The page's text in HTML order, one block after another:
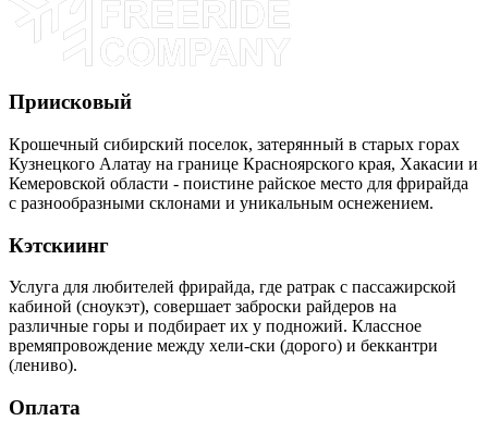
Приисковый
Крошечный сибирский поселок, затерянный в старых горах
Кузнецкого Алатау на границе Красноярского края, Хакасии и
Кемеровской области - поистине райское место для фрирайда
с разнообразными склонами и уникальным оснежением.
Кэтскиинг
Услуга для любителей фрирайда, где ратрак с пассажирской
кабиной (сноукэт), совершает заброски райдеров на
различные горы и подбирает их у подножий. Классное
времяпровождение между хели-ски (дорого) и беккантри
(лениво).
Оплата